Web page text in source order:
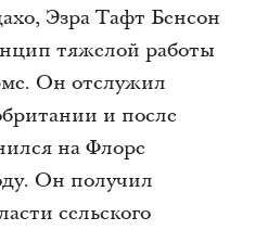
Эзра Тафт Бенсон
тяжелой работы
Он отслужил
и после
на Флоре
Он получил
сельского